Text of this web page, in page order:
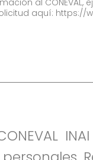
aquí: https://
INAI